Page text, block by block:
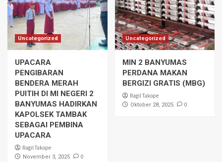
Uncategorized
UPACARA
PENGIBARAN
BENDERA MERAH
PUITIH DI MI NEGERI 2
BANYUMAS HADIRKAN
KAPOLSEK TAMBAK
SEBAGAI PEMBINA
UPACARA
Ragil Takope
November 3, 2025 0
Uncategorized
MIN 2 BANYUMAS
PERDANA MAKAN
BERGIZI GRATIS (MBG)
Ragil Takope
Oktober 28, 2025 0